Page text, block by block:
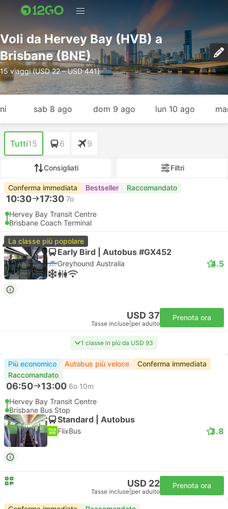
Voli da Hervey Bay (HVB) a
Brisbane (BNE)
15 viaggi (USD 22 – USD 441)
sab 8 ago dom 9 ago lun 10 ago
Tutti15 6 9
Consigliati Filtri
Conferma immediata Bestseller Raccomandato
10:30 17:30 7o
Hervey Bay Transit Centre
Brisbane Coach Terminal
La classe più popolare
Early Bird | Autobus #GX452
Greyhound Australia 4.5
USD 37
Tasse incluse per adulto
Prenota ora
1 classe in più da USD 93
Più economico Autobus più veloce
Conferma immediata
Raccomandato
06:50 13:00 6o 10m
Hervey Bay Transit Centre
Brisbane Bus Stop
Standard | Autobus
FlixBus 3.8
USD 22
Tasse incluse per adulto
Prenota ora